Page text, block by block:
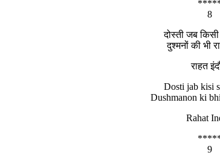
8
दोस्ती जब
दुश्मनों की भी
राहत
Dosti jab kisi
Dushmanon ki
Rahat
9